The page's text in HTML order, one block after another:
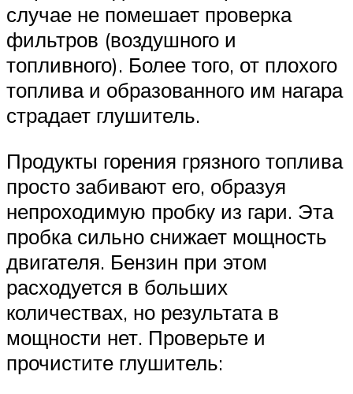
случае не помешает проверка
фильтров (воздушного и
топливного). Более того, от плохого
топлива и образованного им нагара
страдает глушитель.
Продукты горения грязного топлива
просто забивают его, образуя
непроходимую пробку из гари. Эта
пробка сильно снижает мощность
двигателя. Бензин при этом
расходуется в больших
количествах, но результата в
мощности нет. Проверьте и
прочистите глушитель: